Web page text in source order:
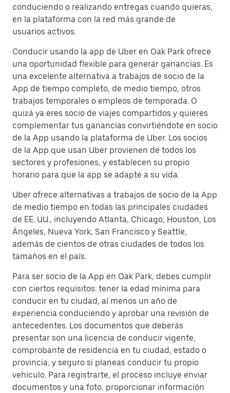
conduciendo o realizando entregas cuando quieras,
en la plataforma con la red más grande de
usuarios activos.
Conducir usando la app de Uber en Oak Park ofrece
una oportunidad flexible para generar ganancias. Es
una excelente alternativa a trabajos de socio de la
App de tiempo completo, de medio tiempo, otros
trabajos temporales o empleos de temporada. O
quizá ya eres socio de viajes compartidos y quieres
complementar tus ganancias convirtiéndote en socio
de la App usando la plataforma de Uber. Los socios
de la App que usan Uber provienen de todos los
sectores y profesiones, y establecen su propio
horario para que la app se adapte a su vida.
Uber ofrece alternativas a trabajos de socio de la App
de medio tiempo en todas las principales ciudades
de EE. UU., incluyendo Atlanta, Chicago, Houston, Los
Ángeles, Nueva York, San Francisco y Seattle,
además de cientos de otras ciudades de todos los
tamaños en el país.
Para ser socio de la App en Oak Park, debes cumplir
con ciertos requisitos: tener la edad mínima para
conducir en tu ciudad, al menos un año de
experiencia conduciendo y aprobar una revisión de
antecedentes. Los documentos que deberás
presentar son una licencia de conducir vigente,
comprobante de residencia en tu ciudad, estado o
provincia, y seguro si planeas conducir tu propio
vehículo. Para registrarte, el proceso incluye enviar
documentos y una foto, proporcionar información